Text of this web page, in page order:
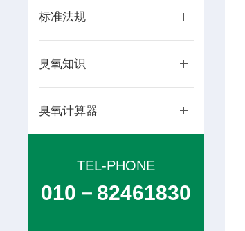
标准法规
臭氧知识
臭氧计算器
TEL-PHONE
010－82461830